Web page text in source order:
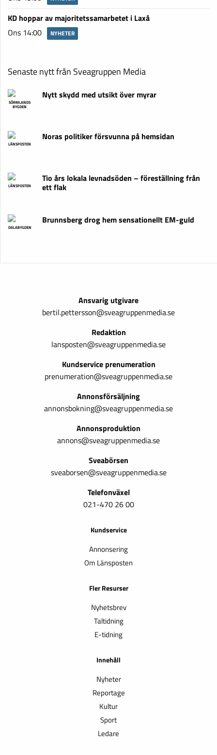
KD hoppar av majoritetssamarbetet i Laxå
Ons 14:00
NYHETER
Senaste nytt från Sveagruppen Media
SÖRMLANDS
BYGDEN
Nytt skydd med utsikt över myrar
LÄNSPOSTEN
Noras politiker försvunna på hemsidan
LÄNSPOSTEN
Tio års lokala levnadsöden – föreställning från
ett flak
DALABYGDEN
Brunnsberg drog hem sensationellt EM-guld
Ansvarig utgivare
bertil.pettersson@sveagruppenmedia.se
Redaktion
lansposten@sveagruppenmedia.se
Kundservice prenumeration
prenumeration@sveagruppenmedia.se
Annonsförsäljning
annonsbokning@sveagruppenmedia.se
Annonsproduktion
annons@sveagruppenmedia.se
Sveabörsen
sveaborsen@sveagruppenmedia.se
Telefonväxel
021-470 26 00
Kundservice
Annonsering
Om Länsposten
Fler Resurser
Nyhetsbrev
Taltidning
E-tidning
Innehåll
Nyheter
Reportage
Kultur
Sport
Ledare